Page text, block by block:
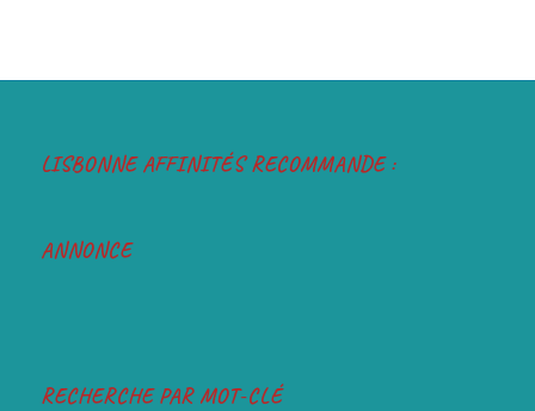
LISBONNE AFFINITÉS RECOMMANDE :
ANNONCE
RECHERCHE PAR MOT-CLÉ